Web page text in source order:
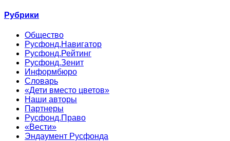
Рубрики
Общество
Русфонд.Навигатор
Русфонд.Рейтинг
Русфонд.Зенит
Информбюро
Словарь
«Дети вместо цветов»
Наши авторы
Партнеры
Русфонд.Право
«Вести»
Эндаумент Русфонда